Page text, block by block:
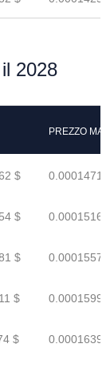
2028
PREZZO
$
$
$
$
$